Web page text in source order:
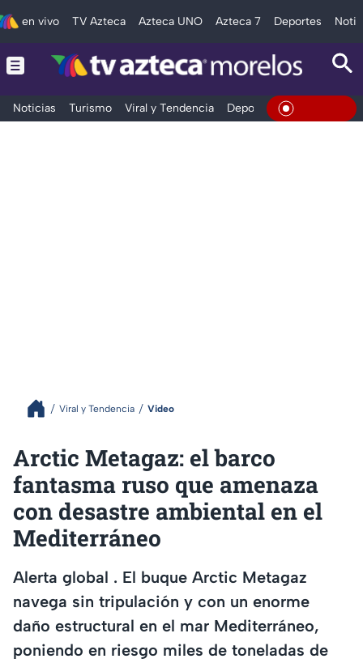
en vivo TV Azteca Azteca UNO Azteca 7 Deportes
Noticias Turismo Viral y Tendencia Deportes Espectáculos
En Vivo
Viral y Tendencia Video
Arctic Metagaz: el barco
fantasma ruso que amenaza
con desastre ambiental en el
Mediterráneo
Alerta global . El buque Arctic Metagaz
navega sin tripulación y con un enorme
daño estructural en el mar Mediterráneo,
poniendo en riesgo miles de toneladas de